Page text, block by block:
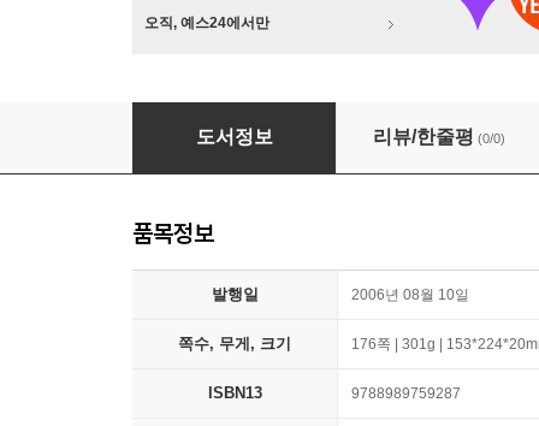
오직, 예스24에서만
삶이 찢겨나갈 때
도서정보 리뷰/한줄평 (0/0)
품목정보
발행일 2006년 08월 10일
쪽수, 무게, 크기 176쪽 | 301g |
ISBN13 9788989759287